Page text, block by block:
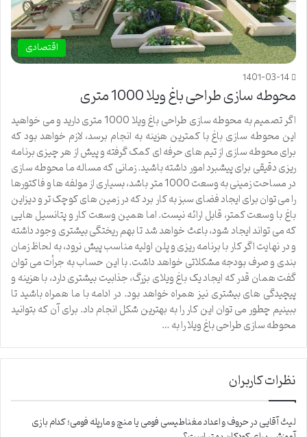
اقتصادی
1401-03-14
محوطه سازی طراحی باغ ویلا 1000 متری
اگر تصمیم به محوطه سازی طراحی باغ ویلا 1000 متری دارید و می خواهید
این محوطه سازی باغ با کمترین هزینه به انجام برسد، لازم خواهد بود که
برای محوطه سازی از تیم های حرفه ای کمک گرفته و پیش از هر چیزی برنامه
ریزی دقیقی برای پیشبرد امور داشته باشید. زمانی که مساله ما محوطه سازی
در مساحت زمینی به وسعت 1000 متر باشد، بسیاری از مولفه ها و فاکتورها
را می توان برای ایجاد فضای سبز به کار برد که در زمین های کوچک تر و دیزاین
باغ با وسعت کمتر، قابل ارائه نیست. اما همین وسعت کار و پتانسیل هایی
که می تواند ایجاد شود، باعث خواهد شد تا بهم ریختگی بیشتری وجود داشته
و در نهایت اگر کار با برنامه ریزی و پلن اولیه مناسب پیش نرود، به لحاظ زمان
بندی و صرف بودجه مشکلاتی خواهد داشت. با این حساب به جرأت می توان
گفت همان قدر که ایجاد یک باغ ویلای بزرگ، جذابیت بیشتری دارد، با هزینه و
پیچیدگی های بیشتری نیز همراه خواهد بود. در ادامه با ما همراه باشید تا
ببینیم چطور می توان این کار را به بهترین شکل انجام داد. برای آن که بتوانید
محوطه سازی طراحی باغ ویلا را به …
نظرات کاربران
لیث آقاییدرحروف و اعداد مغناطیسی فومی یا منچ و مارپله فومی؛ کدام بازی